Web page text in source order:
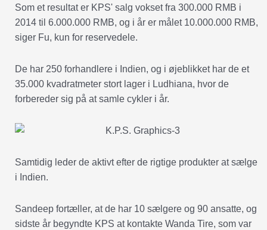
Som et resultat er KPS' salg vokset fra 300.000 RMB i
2014 til 6.000.000 RMB, og i år er målet 10.000.000 RMB,
siger Fu, kun for reservedele.
De har 250 forhandlere i Indien, og i øjeblikket har de et
35.000 kvadratmeter stort lager i Ludhiana, hvor de
forbereder sig på at samle cykler i år.
Samtidig leder de aktivt efter de rigtige produkter at sælge
i Indien.
Sandeep fortæller, at de har 10 sælgere og 90 ansatte, og
sidste år begyndte KPS at kontakte Wanda Tire, som var